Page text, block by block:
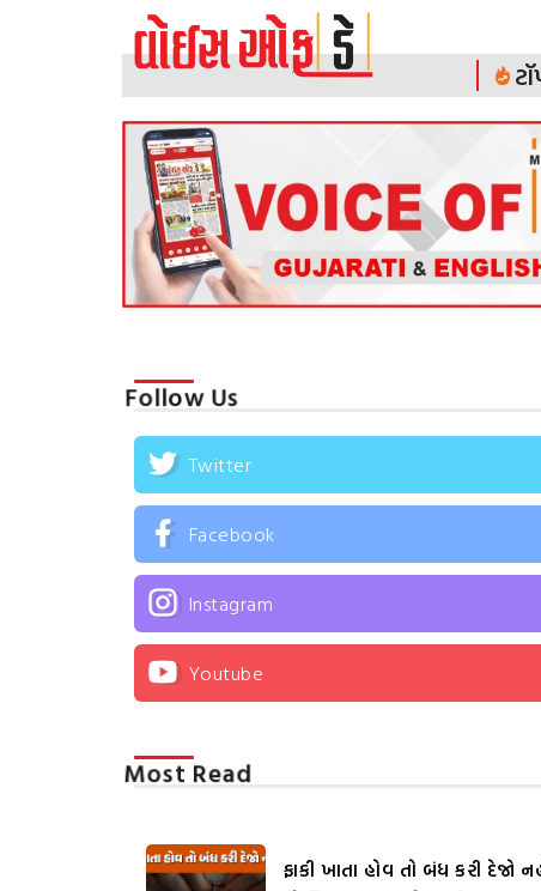
Follow Us
Twitter
Facebook
Instagram
Youtube
Most Read
ફાકી ખાતા હોવ તો બંધ કરી દેજો